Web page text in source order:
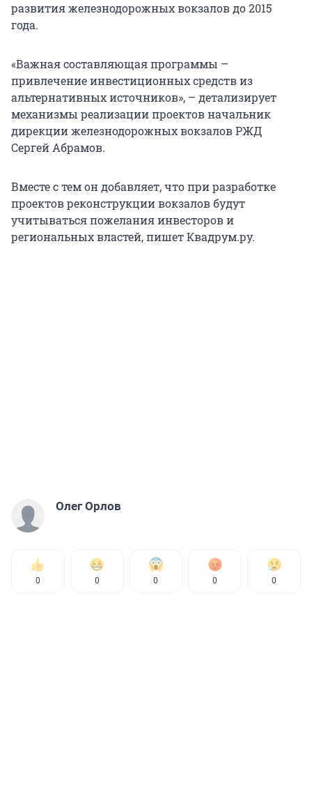
развития железнодорожных вокзалов до 2015
года.
«Важная составляющая программы –
привлечение инвестиционных средств из
альтернативных источников», – детализирует
механизмы реализации проектов начальник
дирекции железнодорожных вокзалов РЖД
Сергей Абрамов.
Вместе с тем он добавляет, что при разработке
проектов реконструкции вокзалов будут
учитываться пожелания инвесторов и
региональных властей, пишет Квадрум.ру.
Олег Орлов
0 0 0 0 0